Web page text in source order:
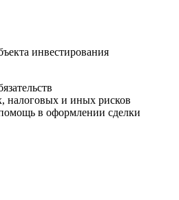
инвестирования
налоговых и иных рисков
в оформлении сделки